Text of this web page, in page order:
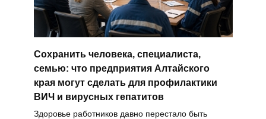
Сохранить человека, специалиста,
семью: что предприятия Алтайского
края могут сделать для профилактики
ВИЧ и вирусных гепатитов
Здоровье работников давно перестало быть